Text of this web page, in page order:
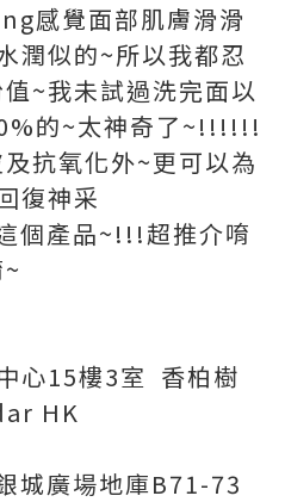
感覺面部肌膚滑滑
潤似的~所以我都忍
~我未試過洗完面以
的~太神奇了~!!!!!!
抗氧化外~更可以為
復神采
個產品~!!!超推介唷
心15樓3室 香柏樹
HK
城廣場地庫B71-73